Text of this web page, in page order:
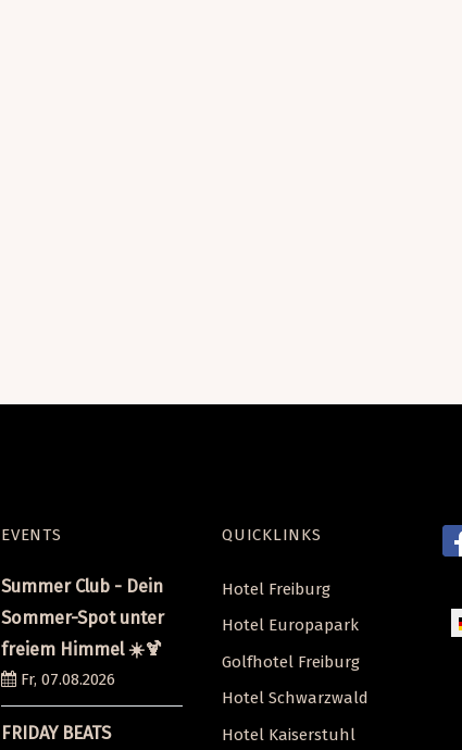
EVENTS
Summer Club - Dein
Sommer-Spot unter
freiem Himmel ☀️🍹
Fr, 07.08.2026
FRIDAY BEATS
QUICKLINKS
Hotel Freiburg
Hotel Europapark
Golfhotel Freiburg
Hotel Schwarzwald
Hotel Kaiserstuhl